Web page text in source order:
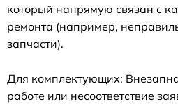
который напрямую связан с
ремонта (например,
запчасти).
Для комплектующих:
работе или несоответствие